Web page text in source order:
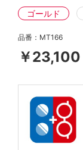
ゴールド
品番：MT166
￥23,100